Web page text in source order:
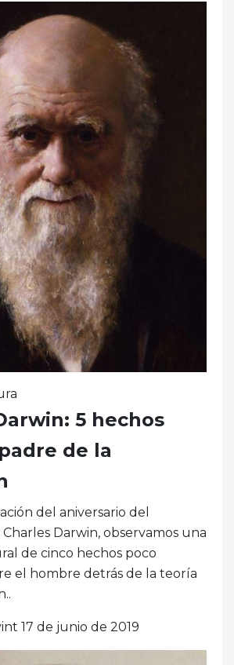
5 hechos
de la
del aniversario del
Darwin, observamos una
de cinco hechos poco
el hombre detrás de la teoría
17 de junio de 2019